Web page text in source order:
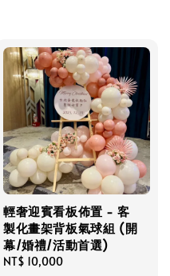
輕奢迎賓看板佈置 - 客
製化畫架背板氣球組 (開
幕/婚禮/活動首選)
Regular
NT$ 10,000